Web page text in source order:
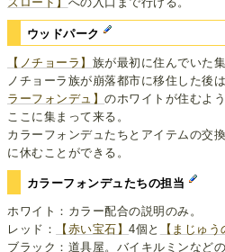
ウッドパーク
【ノチョーラ】 族が最初に住んでいた集
ノチョーラ族が崩落都市に移住した後
ラーフォンデュ】のホワイトが住むよ
ここに集まって来る。
カラーフォンデュたちとアイテムの交
に休むことができる。
カラーフォンデュたちの担当
ホワイト：カラー配合の説明のみ。
レッド：
【赤い宝石】4個と 【まじゅう
ブラック：道具屋。バイキルミンなど